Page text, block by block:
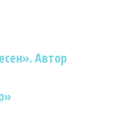
Автор